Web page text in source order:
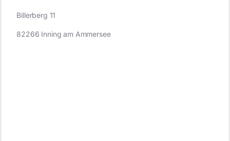
Billerberg 11
82266 Inning am Ammersee